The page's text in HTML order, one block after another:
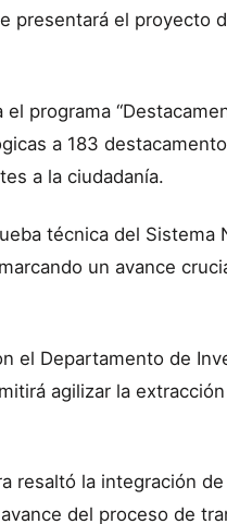
presentará el proyecto
programa
a 183
a la ciudadanía.
técnica del Sistema
un avance
el Departamento de
agilizar la
resaltó la integración
del proceso de